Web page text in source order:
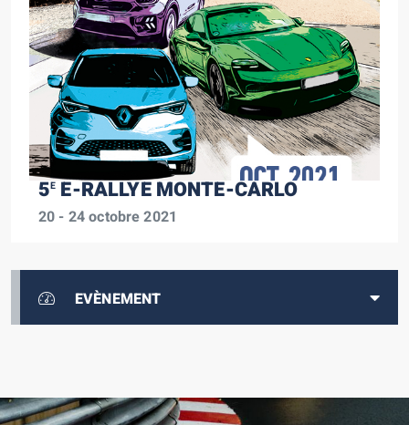
5EE-RALLYE MONTE-CARLO
20 - 24 octobre 2021
EVÈNEMENT